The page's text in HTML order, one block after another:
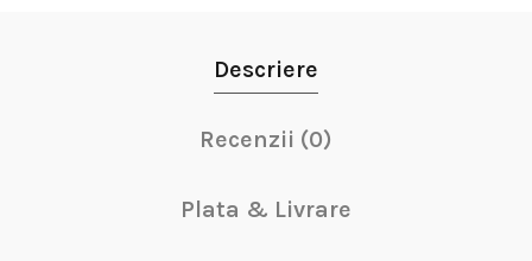
Descriere
Recenzii (0)
Plata & Livrare